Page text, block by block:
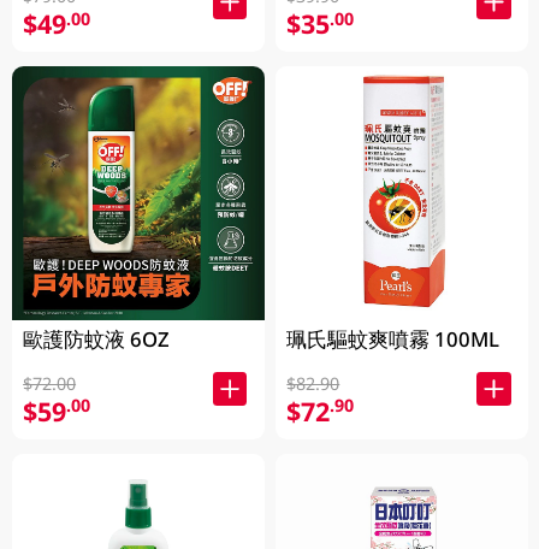
$49.00
歐護防蚊液 6OZ
$72.00
$59.00
$35.00
珮氏驅蚊爽噴霧 100ML
$82.90
$72.90